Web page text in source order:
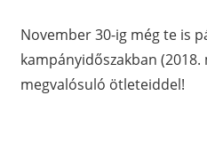
November 30-ig még te is
kampányidőszakban
megvalósuló ötleteiddel!